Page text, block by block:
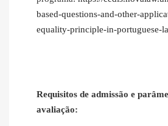
based-questions-and-other-
equality-principle-in-portuguese-
Requisitos de admissão e
avaliação: